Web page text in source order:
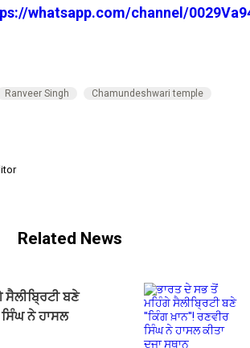
whatsapp.com/channel/
Ranveer Singh
Chamundeshwari temple
Related News
ਬਣੇ
ਨੇ ਹਾਸਲ